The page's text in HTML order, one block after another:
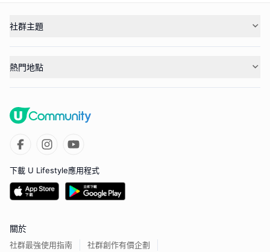
社群主題
熱門地點
下載 U Lifestyle應用程式
關於
社群最強使用指南 社群創作有價企劃